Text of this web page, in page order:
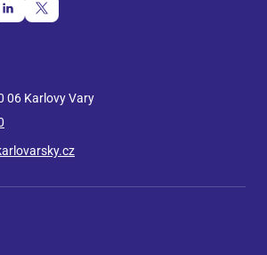
06 Karlovy Vary